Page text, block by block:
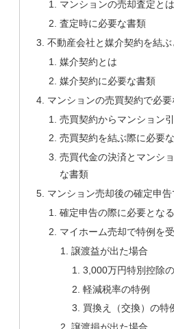
マンションの売却査定とは
査定時に必要な書類
不動産会社と媒介契約を結
媒介契約とは
媒介契約に必要な書類
マンションの売買契約で必
売買契約からマンション
売買契約を結ぶ際に必要
売買代金の決済とマンシ
な書類
マンション売却後の確定申
確定申告の際に必要とな
マイホーム売却で特例を
譲渡益が出た場合
3,000万円特別控除
軽減税率の特例
買換え（交換）の特